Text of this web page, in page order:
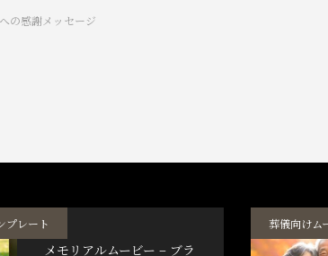
私は、メ
の感謝メッセージ
プレート
メモリアルムービー – ブラ
葬儀向けム